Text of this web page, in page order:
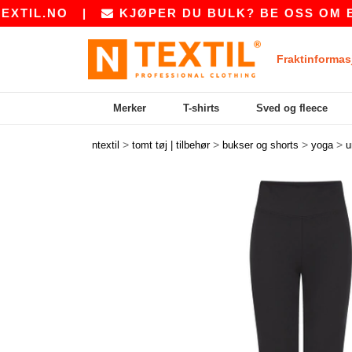
| KJØPER DU BULK? BE OSS OM ET
Merker T-shirts Sved og fleece
ntextil > tomt tøj | tilbehør > bukser og shorts > yoga >